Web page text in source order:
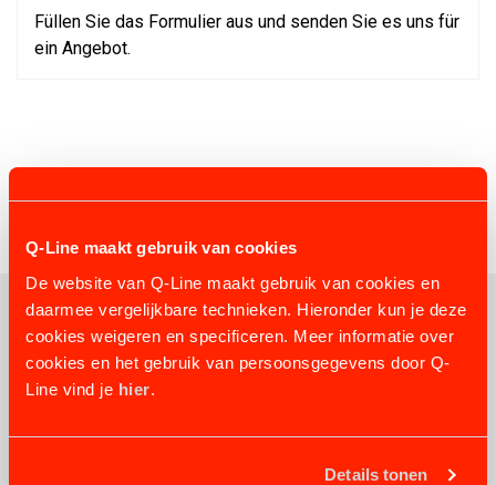
Q-Line maakt gebruik van cookies
De website van Q-Line maakt gebruik van cookies en
daarmee vergelijkbare technieken. Hieronder kun je deze
cookies weigeren en specificeren. Meer informatie over
cookies en het gebruik van persoonsgegevens door Q-
Line vind je hier.
Details tonen
Füllen Sie das Formulier aus und senden Sie es uns für
ein Angebot.
VERWANDTE PRODUKTE